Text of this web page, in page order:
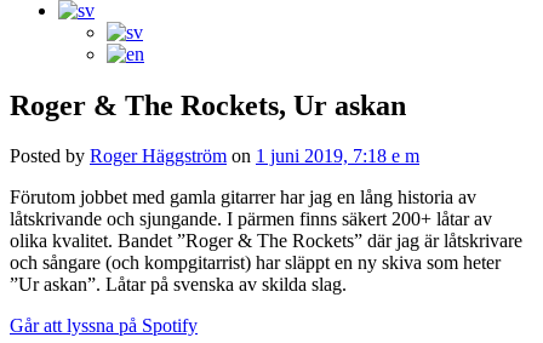
Roger & The Rockets, Ur askan
Posted by Roger Häggström on 1 juni 2019, 7:18 e m
Förutom jobbet med gamla gitarrer har jag en lång historia av
låtskrivande och sjungande. I pärmen finns säkert 200+ låtar av
olika kvalitet. Bandet ”Roger & The Rockets” där jag är låtskrivare
och sångare (och kompgitarrist) har släppt en ny skiva som heter
”Ur askan”. Låtar på svenska av skilda slag.
Går att lyssna på Spotify